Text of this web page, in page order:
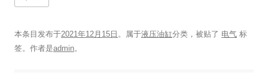
本条目发布于2021年12月15日 。属于液压油缸分类，被贴了 电气 标
签。 作者是admin。